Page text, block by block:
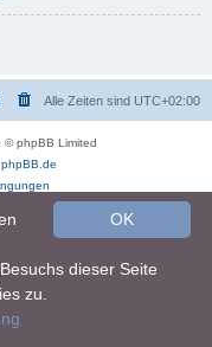
Alle Zeiten sind UTC+02:00
© phpBB Limited
phpBB.de
OK
dieser Seite
zu.